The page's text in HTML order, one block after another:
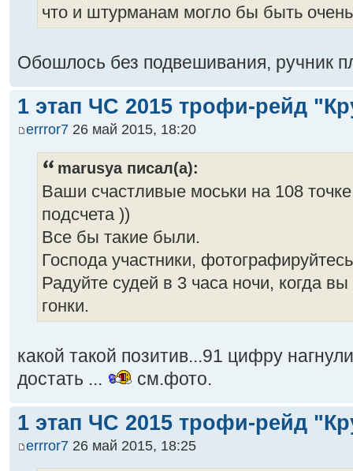
что и штурманам могло бы быть
Обошлось без подвешивания, ручник
1 этап ЧС 2015 трофи-рейд
errror7 26 май 2015, 18:20
marusya писал(а):
Ваши счастливые моськи на 108
подсчета ))
Все бы такие были.
Господа участники,
Радуйте судей в 3 часа ночи, когда
гонки.
какой такой позитив...91 цифру
достать ...
см.фото.
1 этап ЧС 2015 трофи-рейд
errror7 26 май 2015, 18:25